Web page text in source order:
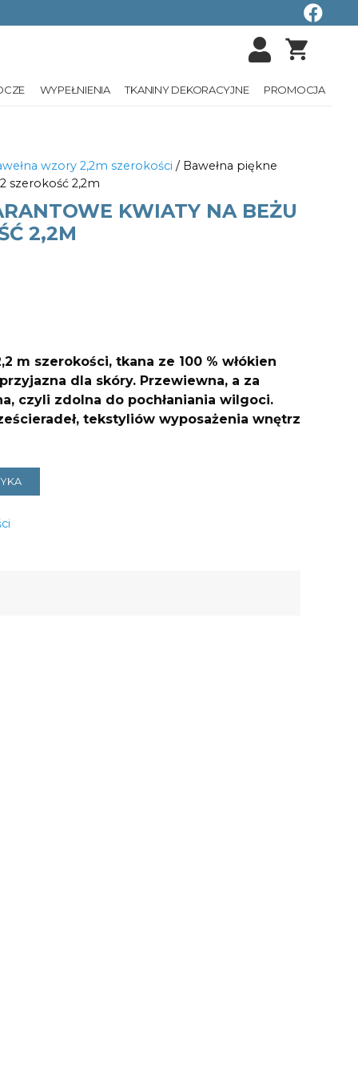
shopping_cart
WYPEŁNIENIA TKANINY DEKORACYJNE PROMOCJA
wzory 2,2m szerokości / Bawełna piękne
szerokość 2,2m
KWIATY NA BEŻU
2,2M
m szerokości, tkana ze 100 % włókien
dla skóry. Przewiewna, a za
czyli zdolna do pochłaniania wilgoci.
tekstyliów wyposażenia wnętrz